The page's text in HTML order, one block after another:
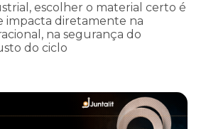
escolher o material certo é
impacta diretamente na
na segurança do
do ciclo